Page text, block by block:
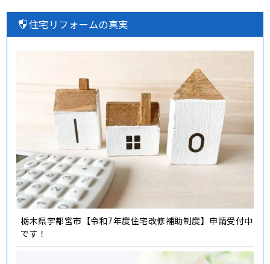
住宅リフォームの真実
栃木県宇都宮市【令和7年度住宅改修補助制度】申請受付中
です！